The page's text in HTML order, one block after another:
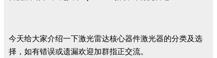
今天给大家介绍一下激光雷达核心器件激光器的分类及选
择，如有错误或遗漏欢迎加群指正交流。